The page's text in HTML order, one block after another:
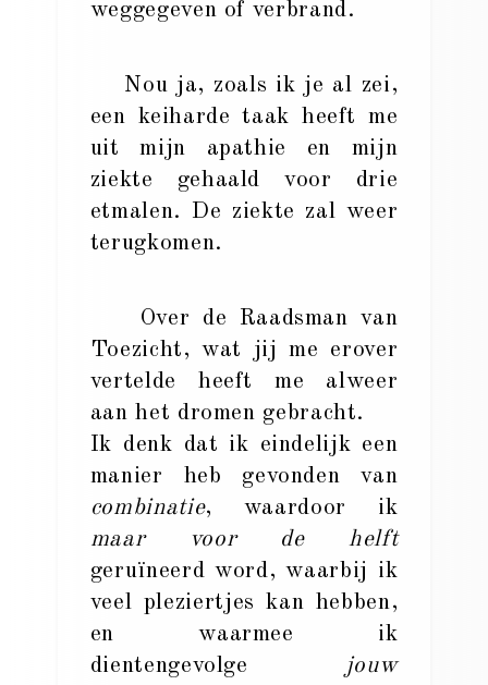
weggegeven of verbrand.
Nou ja, zoals ik je al zei,
een keiharde taak heeft me
uit mijn apathie en mijn
ziekte gehaald voor drie
etmalen. De ziekte zal weer
terugkomen.
Over de Raadsman van
Toezicht, wat jij me erover
vertelde heeft me alweer
aan het dromen gebracht.
Ik denk dat ik eindelijk een
manier heb gevonden van
combinatie, waardoor ik
maar voor de helft
geruïneerd word, waarbij ik
veel pleziertjes kan hebben,
en waarmee ik
dientengevolge
jouw